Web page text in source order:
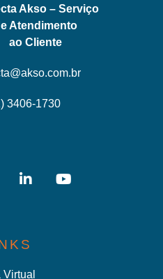
Akso – Serviço
Atendimento
ao Cliente
3406-1730
Virtual